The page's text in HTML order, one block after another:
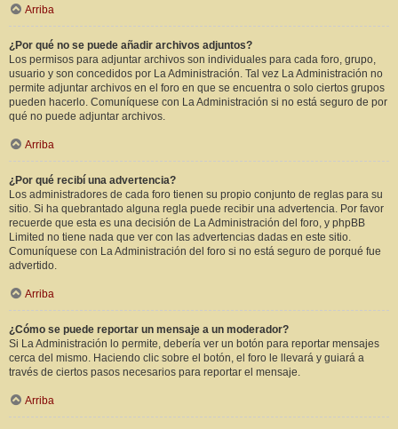
Arriba
¿Por qué no se puede añadir archivos adjuntos?
Los permisos para adjuntar archivos son individuales para cada foro, grupo,
usuario y son concedidos por La Administración. Tal vez La Administración no
permite adjuntar archivos en el foro en que se encuentra o solo ciertos grupos
pueden hacerlo. Comuníquese con La Administración si no está seguro de por
qué no puede adjuntar archivos.
Arriba
¿Por qué recibí una advertencia?
Los administradores de cada foro tienen su propio conjunto de reglas para su
sitio. Si ha quebrantado alguna regla puede recibir una advertencia. Por favor
recuerde que esta es una decisión de La Administración del foro, y phpBB
Limited no tiene nada que ver con las advertencias dadas en este sitio.
Comuníquese con La Administración del foro si no está seguro de porqué fue
advertido.
Arriba
¿Cómo se puede reportar un mensaje a un moderador?
Si La Administración lo permite, debería ver un botón para reportar mensajes
cerca del mismo. Haciendo clic sobre el botón, el foro le llevará y guiará a
través de ciertos pasos necesarios para reportar el mensaje.
Arriba